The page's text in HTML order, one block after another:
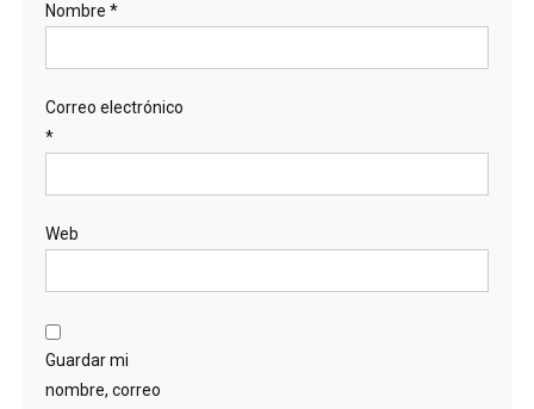
Nombre *
Correo electrónico
*
Web
Guardar mi
nombre, correo